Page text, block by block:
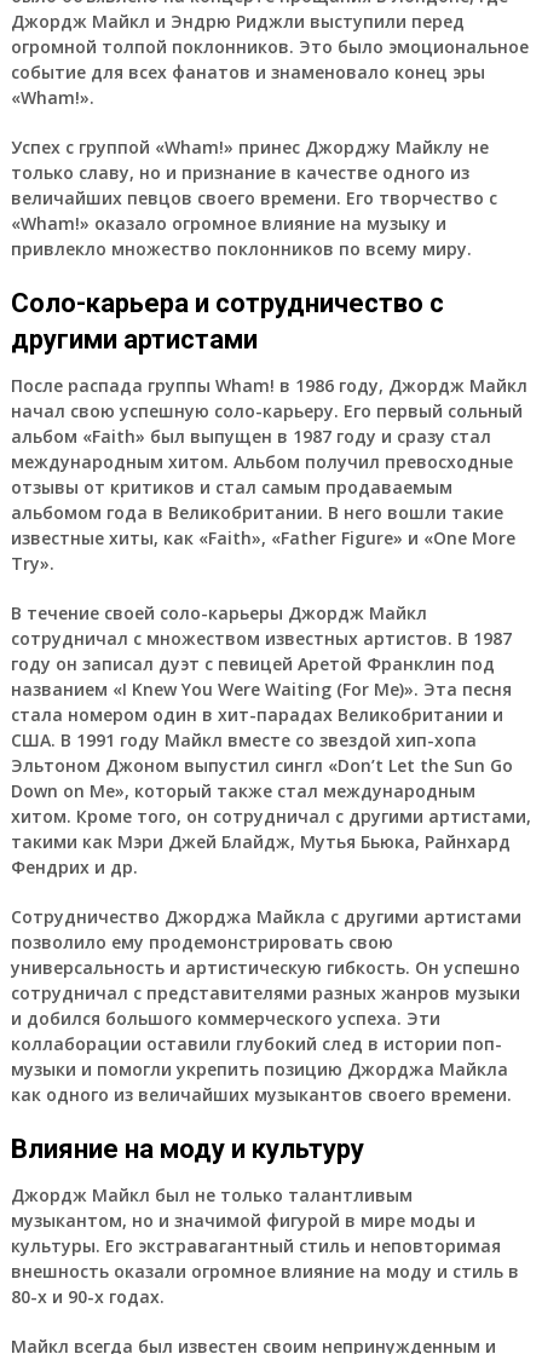
Джордж Майкл и Эндрю Риджли выступили перед
огромной толпой поклонников. Это было эмоциональное
событие для всех фанатов и знаменовало конец эры
«Wham!».
Успех с группой «Wham!» принес Джорджу Майклу не
только славу, но и признание в качестве одного из
величайших певцов своего времени. Его творчество с
«Wham!» оказало огромное влияние на музыку и
привлекло множество поклонников по всему миру.
Соло-карьера и сотрудничество с
другими артистами
После распада группы Wham! в 1986 году, Джордж Майкл
начал свою успешную соло-карьеру. Его первый сольный
альбом «Faith» был выпущен в 1987 году и сразу стал
международным хитом. Альбом получил превосходные
отзывы от критиков и стал самым продаваемым
альбомом года в Великобритании. В него вошли такие
известные хиты, как «Faith», «Father Figure» и «One More
Try».
В течение своей соло-карьеры Джордж Майкл
сотрудничал с множеством известных артистов. В 1987
году он записал дуэт с певицей Аретой Франклин под
названием «I Knew You Were Waiting (For Me)». Эта песня
стала номером один в хит-парадах Великобритании и
США. В 1991 году Майкл вместе со звездой хип-хопа
Эльтоном Джоном выпустил сингл «Don’t Let the Sun Go
Down on Me», который также стал международным
хитом. Кроме того, он сотрудничал с другими артистами,
такими как Мэри Джей Блайдж, Мутья Бьюка, Райнхард
Фендрих и др.
Сотрудничество Джорджа Майкла с другими артистами
позволило ему продемонстрировать свою
универсальность и артистическую гибкость. Он успешно
сотрудничал с представителями разных жанров музыки
и добился большого коммерческого успеха. Эти
коллаборации оставили глубокий след в истории поп-
музыки и помогли укрепить позицию Джорджа Майкла
как одного из величайших музыкантов своего времени.
Влияние на моду и культуру
Джордж Майкл был не только талантливым
музыкантом, но и значимой фигурой в мире моды и
культуры. Его экстравагантный стиль и неповторимая
внешность оказали огромное влияние на моду и стиль в
80-х и 90-х годах.
Майкл всегда был известен своим непринужденным и